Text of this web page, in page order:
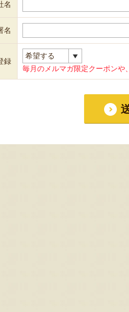
名
名
録
毎月のメルマガ限定クーポンや